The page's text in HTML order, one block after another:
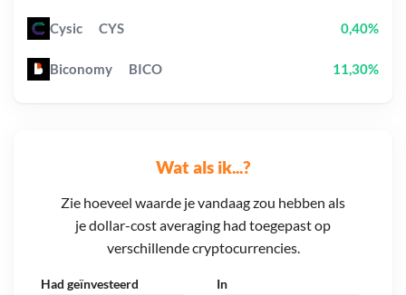
Wat als ik...?
Zie hoeveel waarde je vandaag zou hebben als
je dollar-cost averaging had toegepast op
verschillende cryptocurrencies.
Had geïnvesteerd In
Cysic CYS 0,40%
Biconomy BICO 11,30%